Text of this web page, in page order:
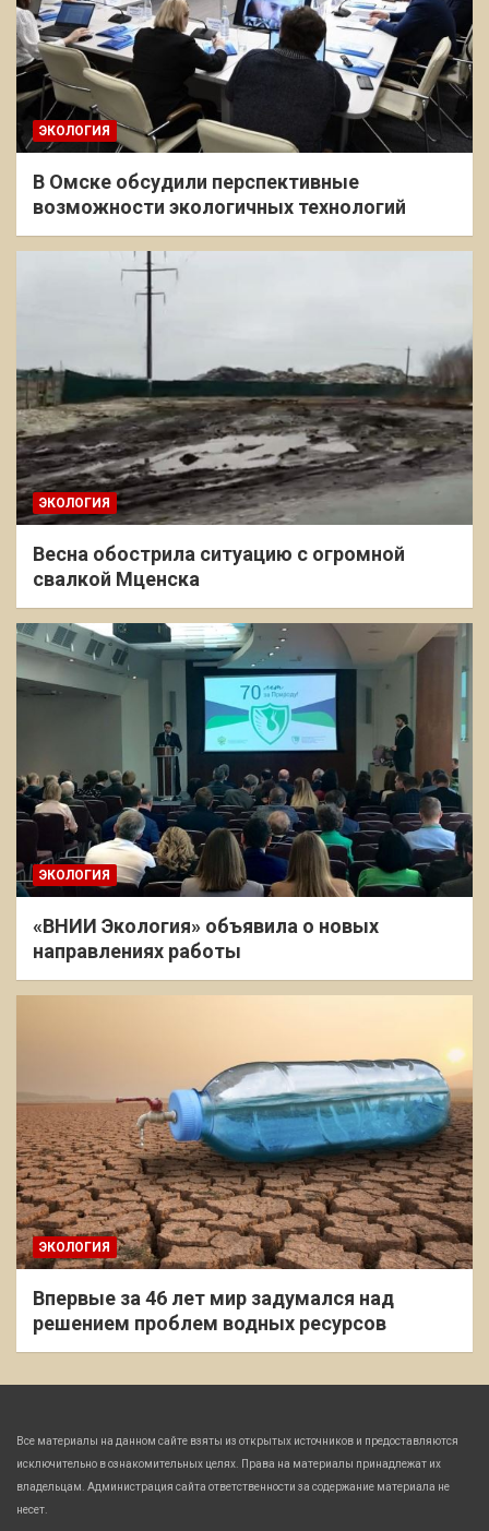
ЭКОЛОГИЯ
В Омске обсудили перспективные
возможности экологичных технологий
ЭКОЛОГИЯ
Весна обострила ситуацию с огромной
свалкой Мценска
ЭКОЛОГИЯ
«ВНИИ Экология» объявила о новых
направлениях работы
ЭКОЛОГИЯ
Впервые за 46 лет мир задумался над
решением проблем водных ресурсов
Все материалы на данном сайте взяты из открытых источников и предоставляются
исключительно в ознакомительных целях. Права на материалы принадлежат их
владельцам. Администрация сайта ответственности за содержание материала не
несет.